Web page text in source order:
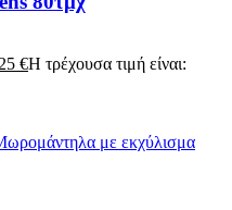
€Η τρέχουσα τιμή είναι: